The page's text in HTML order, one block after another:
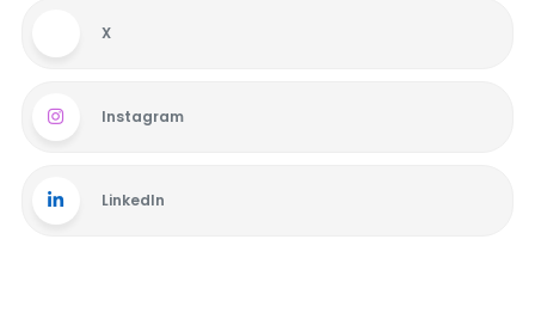
X
Instagram
LinkedIn